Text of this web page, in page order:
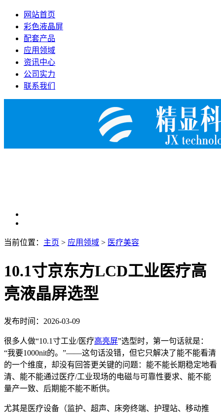
网站首页
彩色液晶屏
配套产品
应用领域
资讯中心
公司实力
联系我们
当前位置： 主页 > 应用领域 > 医疗美容
10.1寸京东方LCD工业医疗高
亮液晶屏选型
发布时间：2026-03-09
很多人做“10.1寸工业/医疗高亮屏”选型时，第一句话就是：
“我要1000nit的。”——这句话没错，但它只解决了能不能看清
的一个维度，却没有回答更关键的问题：能不能长期稳定地看
清、能不能通过医疗/工业现场的电磁与可靠性要求、能不能
量产一致、后期能不能不断供。
尤其是医疗设备（监护、超声、床旁终端、护理站、移动推